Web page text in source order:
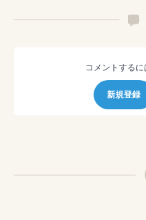
コメントする
新規登録